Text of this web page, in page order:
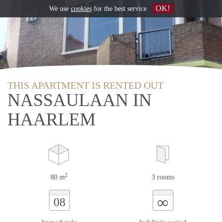
THIS APARTMENT IS RENTED OUT
NASSAULAAN IN
HAARLEM
80 m2 3 rooms
08 ∞
We use cookiesfor the best service OK!